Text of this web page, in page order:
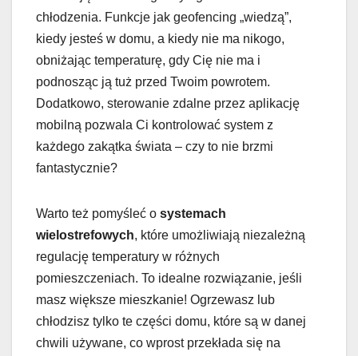
chłodzenia. Funkcje jak geofencing „wiedzą”,
kiedy jesteś w domu, a kiedy nie ma nikogo,
obniżając temperaturę, gdy Cię nie ma i
podnosząc ją tuż przed Twoim powrotem.
Dodatkowo, sterowanie zdalne przez aplikację
mobilną pozwala Ci kontrolować system z
każdego zakątka świata – czy to nie brzmi
fantastycznie?
Warto też pomyśleć o systemach
wielostrefowych, które umożliwiają niezależną
regulację temperatury w różnych
pomieszczeniach. To idealne rozwiązanie, jeśli
masz większe mieszkanie! Ogrzewasz lub
chłodzisz tylko te części domu, które są w danej
chwili używane, co wprost przekłada się na